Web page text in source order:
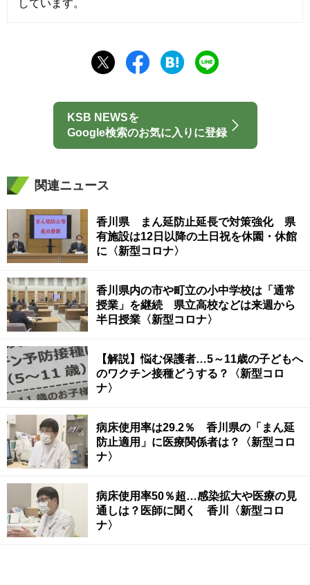
しています。
KSB NEWSを
Google検索のお気に入りに登録
関連ニュース
香川県 まん延防止延長で対策強化 県
有施設は12日以降の土日祝を休園・休館
に〈新型コロナ〉
香川県内の市や町立の小中学校は「通常
授業」を継続 県立高校などは来週から
半日授業〈新型コロナ〉
【解説】悩む保護者…5～11歳の子どもへ
のワクチン接種どうする？〈新型コロ
ナ〉
病床使用率は29.2％ 香川県の「まん延
防止適用」に医療関係者は？〈新型コロ
ナ〉
病床使用率50％超…感染拡大や医療の見
通しは？医師に聞く 香川〈新型コロ
ナ〉